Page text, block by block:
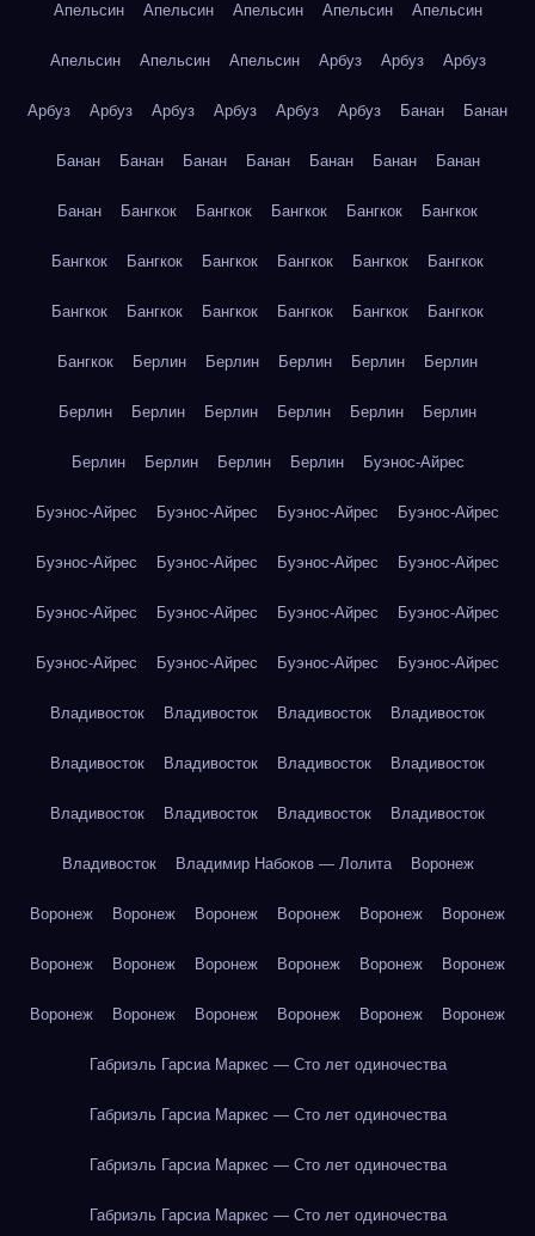
Апельсин Апельсин Апельсин Апельсин Апельсин
Апельсин Апельсин Апельсин Арбуз Арбуз Арбуз
Арбуз Арбуз Арбуз Арбуз Арбуз Арбуз Банан Банан
Банан Банан Банан Банан Банан Банан Банан
Банан Бангкок Бангкок Бангкок Бангкок Бангкок
Бангкок Бангкок Бангкок Бангкок Бангкок Бангкок
Бангкок Бангкок Бангкок Бангкок Бангкок Бангкок
Бангкок Берлин Берлин Берлин Берлин Берлин
Берлин Берлин Берлин Берлин Берлин Берлин
Берлин Берлин Берлин Берлин Буэнос-Айрес
Буэнос-Айрес Буэнос-Айрес Буэнос-Айрес Буэнос-Айрес
Буэнос-Айрес Буэнос-Айрес Буэнос-Айрес Буэнос-Айрес
Буэнос-Айрес Буэнос-Айрес Буэнос-Айрес Буэнос-Айрес
Буэнос-Айрес Буэнос-Айрес Буэнос-Айрес Буэнос-Айрес
Владивосток Владивосток Владивосток Владивосток
Владивосток Владивосток Владивосток Владивосток
Владивосток Владивосток Владивосток Владивосток
Владивосток Владимир Набоков — Лолита Воронеж
Воронеж Воронеж Воронеж Воронеж Воронеж Воронеж
Воронеж Воронеж Воронеж Воронеж Воронеж Воронеж
Воронеж Воронеж Воронеж Воронеж Воронеж Воронеж
Габриэль Гарсиа Маркес — Сто лет одиночества
Габриэль Гарсиа Маркес — Сто лет одиночества
Габриэль Гарсиа Маркес — Сто лет одиночества
Габриэль Гарсиа Маркес — Сто лет одиночества